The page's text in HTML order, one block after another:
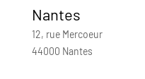
Nantes
12, rue Mercoeur
44000 Nantes